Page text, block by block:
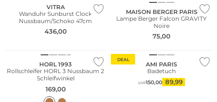
VITRA
Wanduhr Sunburst Clock
Nussbaum/Schoko 47cm
436,00
MAISON BERGER PARIS
Lampe Berger Falcon GRAVITY
Noire
75,00
HORL 1993
Rollschleifer HORL 3 Nussbaum 2
Schleifwinkel
169,00
DEAL
AMI PARIS
Badetuch
UVP150,00 89,99